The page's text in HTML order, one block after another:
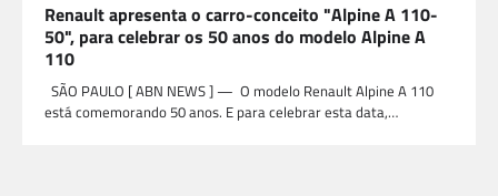
Renault apresenta o carro-conceito "Alpine A 110-
50", para celebrar os 50 anos do modelo Alpine A
110
SÃO PAULO [ ABN NEWS ] — O modelo Renault Alpine A 110
está comemorando 50 anos. E para celebrar esta data,…